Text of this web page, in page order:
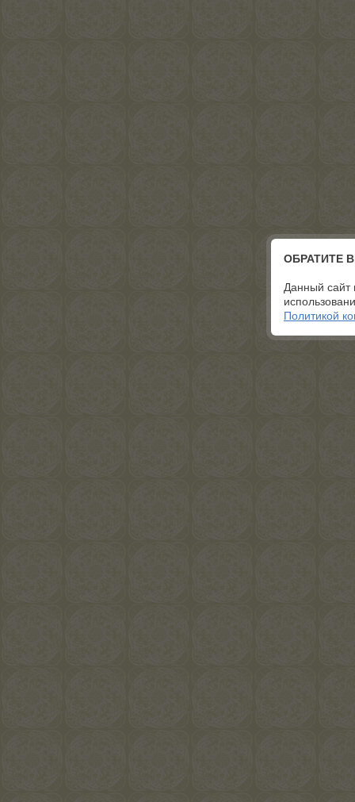
ОБРАТИТЕ
Данный сайт
Политикой